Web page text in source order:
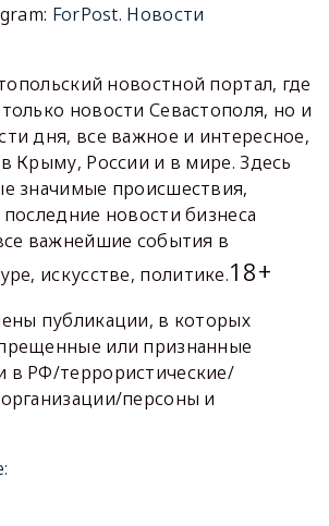
ForPost. Новости
новостной портал, где
новости Севастополя, но и
дня, все важное и интересное,
Крыму, России и в мире. Здесь
значимые происшествия,
новости бизнеса
важнейшие события в
искусстве, политике.18+
публикации, в которых
или признанные
в РФ/террористические/
персоны и